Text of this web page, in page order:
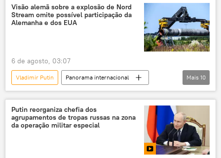
Forças Armadas
Forças Armadas da Rússia
Kremlin
Visão alemã sobre a explosão de Nord
Stream omite possível participação da
Alemanha e dos EUA
6 de agosto, 03:07
Vladimir Putin
Panorama internacional
Rússia
Europa
Olaf Scholz
Seymour Hersh
Reino Unido
Alemanha
Estados Unidos
OTAN
Mais 10
Putin reorganiza chefia dos
agrupamentos de tropas russas na zona
da operação militar especial